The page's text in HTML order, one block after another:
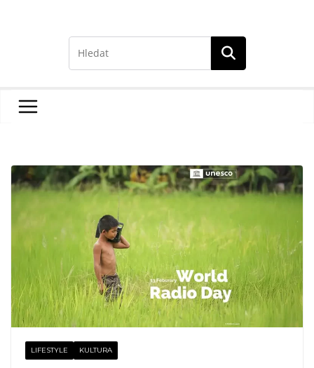
LIFESTYLE KULTURA